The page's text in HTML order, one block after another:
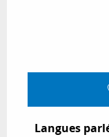
Langues
Langues